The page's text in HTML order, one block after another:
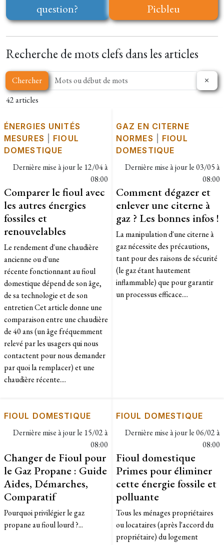
question?
Picbleu
Recherche de mots clefs dans les articles
Chercher
42 articles
ÉNERGIES UNITÉS
MESURES
FIOUL
DOMESTIQUE
Dernière mise à jour le 12/04 à
08:00
Comparer le fioul avec
les autres énergies
fossiles et
renouvelables
Le rendement d'une chaudière
ancienne ou d'une
récente fonctionnant au fioul
domestique dépend de son âge,
de sa technologie et de son
entretien Cet article donne une
comparaison entre une chaudière
de 40 ans (un âge fréquemment
relevé par les usagers qui nous
contactent pour nous demander
par quoi la remplacer) et une
chaudière récente....
GAZ EN CITERNE
NORMES
FIOUL
DOMESTIQUE
Dernière mise à jour le03/05 à
08:00
Comment dégazer et
enlever une citerne à
gaz ? Les bonnes infos !
​La manipulation d'une citerne à
gaz nécessite des précautions,
tant pour des raisons de sécurité
(le gaz étant hautement
inflammable) que pour garantir
un processus efficace....
FIOUL DOMESTIQUE
Dernière mise à jour le 15/02 à
08:00
Changer de Fioul pour
le Gaz Propane : Guide
Aides, Démarches,
Comparatif
Pourquoi privilégier le gaz
propane au fioul lourd ?...
FIOUL DOMESTIQUE
Dernière mise à jour le06/02 à
08:00
Fioul domestique
Primes pour éliminer
cette énergie fossile et
polluante
Tous les ménages propriétaires
ou locataires (après l'accord du
propriétaire) du logement